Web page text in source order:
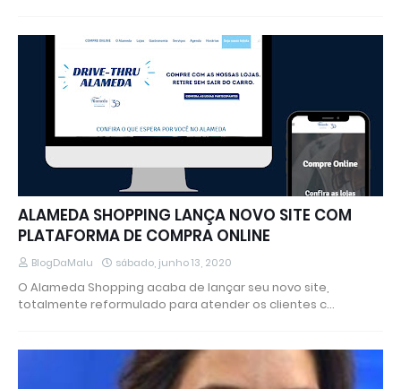
ALAMEDA SHOPPING LANÇA NOVO SITE COM
PLATAFORMA DE COMPRA ONLINE
BlogDaMalu sábado, junho 13, 2020
O Alameda Shopping acaba de lançar seu novo site,
totalmente reformulado para atender os clientes c…